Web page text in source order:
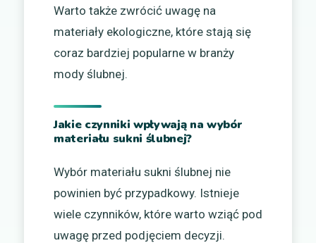
Warto także zwrócić uwagę na
materiały ekologiczne, które stają się
coraz bardziej popularne w branży
mody ślubnej.
Jakie czynniki wpływają na wybór
materiału sukni ślubnej?
Wybór materiału sukni ślubnej nie
powinien być przypadkowy. Istnieje
wiele czynników, które warto wziąć pod
uwagę przed podjęciem decyzji.